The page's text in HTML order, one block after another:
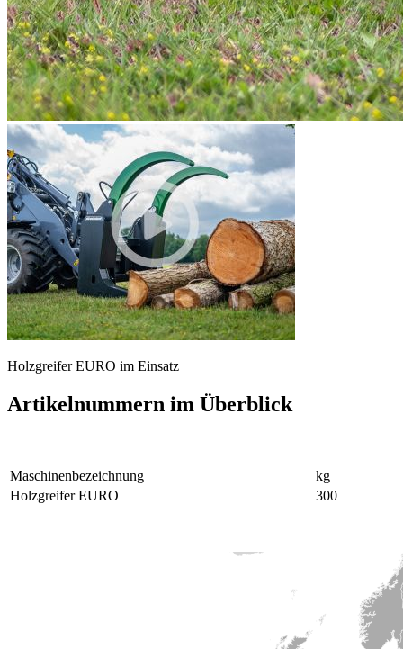
Holzgreifer EURO im Einsatz
Artikelnummern im Überblick
Maschinen­bezeichnung
kg
Holzgreifer EURO
300